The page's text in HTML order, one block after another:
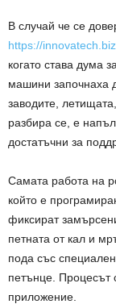
В случай че се
https://innovatech.biz
когато става дума
машини започнаха
заводите,
разбира се, е
достатъчни за
Самата работа на
който е
фиксират
петната от кал и
пода със
петънце. Процесът
приложение.